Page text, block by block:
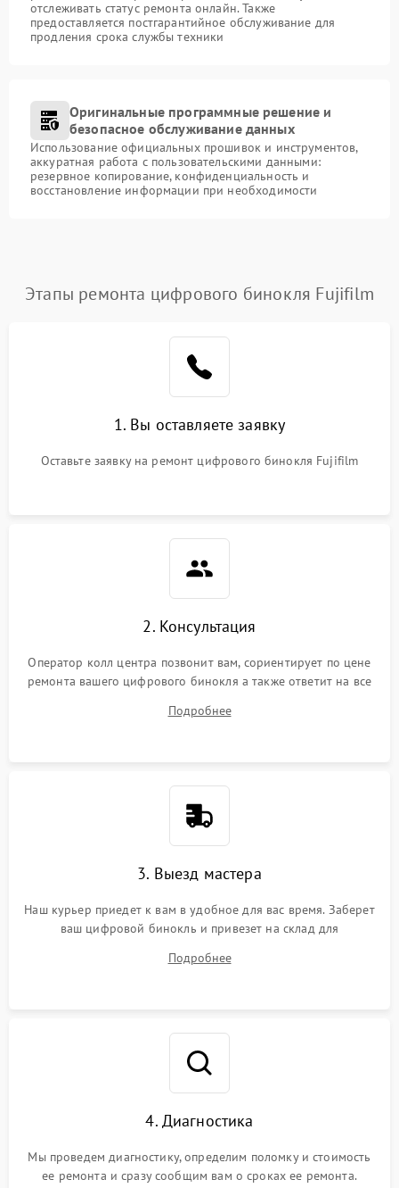
отслеживать статус ремонта онлайн. Также
предоставляется постгарантийное обслуживание для
продления срока службы техники
Оригинальные программные решение и
безопасное обслуживание данных
Использование официальных прошивок и инструментов,
аккуратная работа с пользовательскими данными:
резервное копирование, конфиденциальность и
восстановление информации при необходимости
Этапы ремонта цифрового бинокля Fujifilm
1. Вы оставляете заявку
Оставьте заявку на ремонт цифрового бинокля Fujifilm
2. Консультация
Оператор колл центра позвонит вам, сориентирует по цене
ремонта вашего цифрового бинокля а также ответит на все
Подробнее
3. Выезд мастера
Наш курьер приедет к вам в удобное для вас время. Заберет
ваш цифровой бинокль и привезет на склад для
Подробнее
4. Диагностика
Мы проведем диагностику, определим поломку и стоимость
ее ремонта и сразу сообщим вам о сроках ее ремонта.